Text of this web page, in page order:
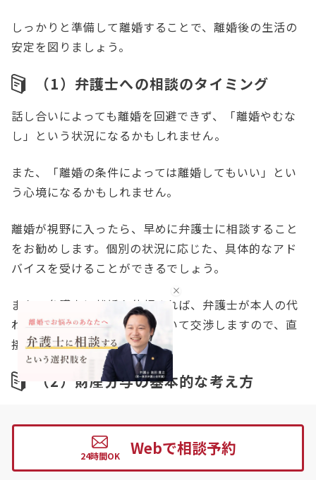
しっかりと準備して離婚することで、離婚後の生活の
安定を図りましょう。
（1）弁護士への相談のタイミング
話し合いによっても離婚を回避できず、「離婚やむな
し」という状況になるかもしれません。
また、「離婚の条件によっては離婚してもいい」とい
う心境になるかもしれません。
離婚が視野に入ったら、早めに弁護士に相談すること
をお勧めします。個別の状況に応じた、具体的なアド
バイスを受けることができるでしょう。
また、弁護士に離婚を依頼すれば、弁護士が本人の代
わりに夫と離婚条件などについて交渉しますので、直
接話し合う必要もありません。
（2）財産分与の基本的な考え方
伴って分与することができます。
通常は、2分の1ずつ分けることになります。
Webで相談予約